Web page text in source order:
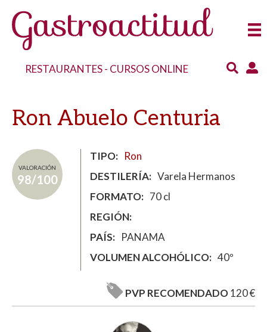
RESTAURANTES- CURSOS ONLINE
Ron Abuelo Centuria
VALORACIÓN
98/100
TIPO
Ron
DESTILERÍA
Varela Hermanos
FORMATO
70 cl
REGIÓN
PAÍS
PANAMA
VOLUMEN ALCOHÓLICO
40º
PVP RECOMENDADO120 €